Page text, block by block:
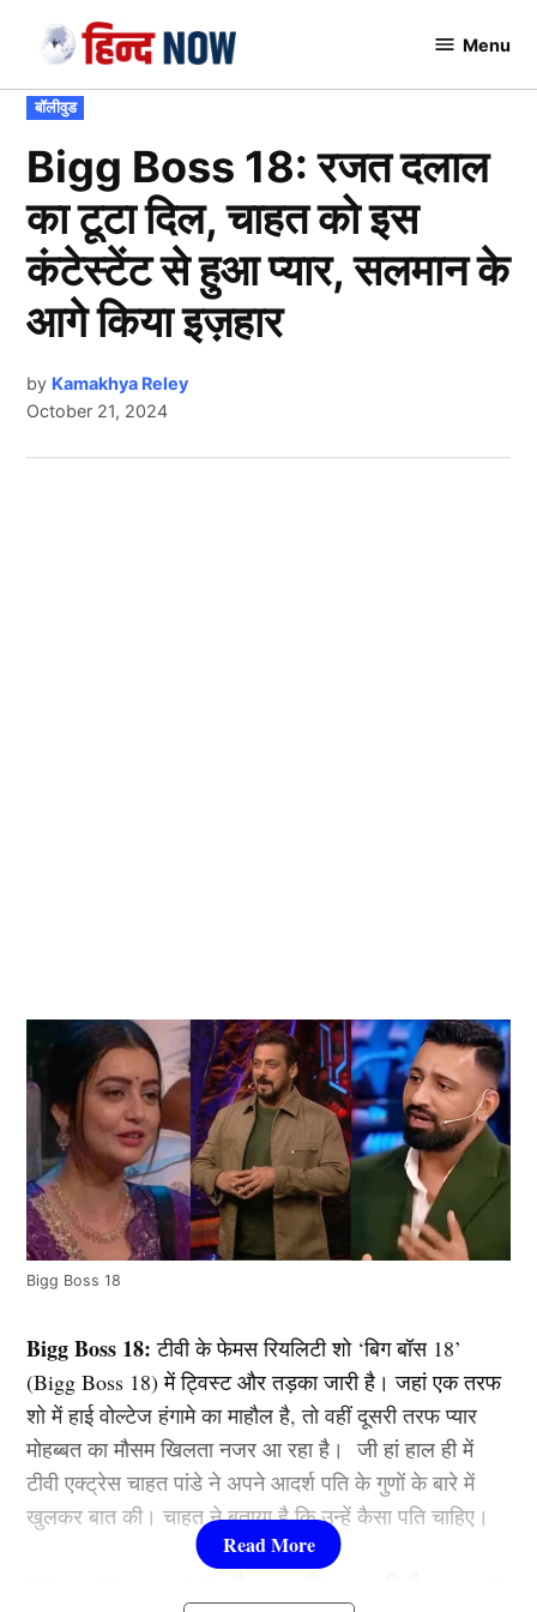
content
Menu
POSTED
IN
बॉलीवुड
Bigg Boss 18: रजत दलाल
का टूटा दिल, चाहत को इस
कंटेस्टेंट से हुआ प्यार, सलमान के
आगे किया इज़हार
by Kamakhya Reley
October 21, 2024
Bigg Boss 18
Bigg Boss 18: टीवी के फेमस रियलिटी शो ‘बिग बॉस 18’
(Bigg Boss 18) में ट्विस्ट और तड़का जारी है। जहां एक तरफ
शो में हाई वोल्टेज हंगामे का माहौल है, तो वहीं दूसरी तरफ प्यार
मोहब्बत का मौसम खिलता नजर आ रहा है। जी हां हाल ही में
टीवी एक्ट्रेस चाहत पांडे ने अपने आदर्श पति के गुणों के बारे में
खुलकर बात की। चाहत ने बताया है कि उन्हें कैसा पति चाहिए।